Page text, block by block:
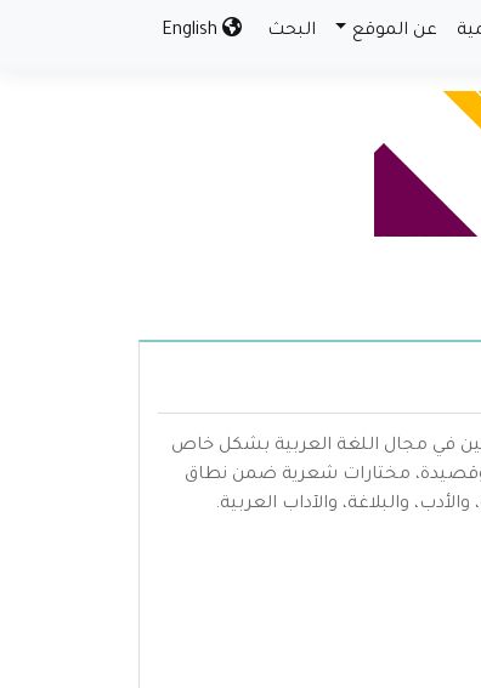
عن الموقع البحث
في مجال اللغة العربية بشكل خاص
وقصيدة، مختارات شعرية ضمن نطاق
والبلاغة، والآداب العربية.